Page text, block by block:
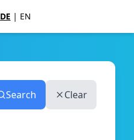
DE | EN
Search Clear